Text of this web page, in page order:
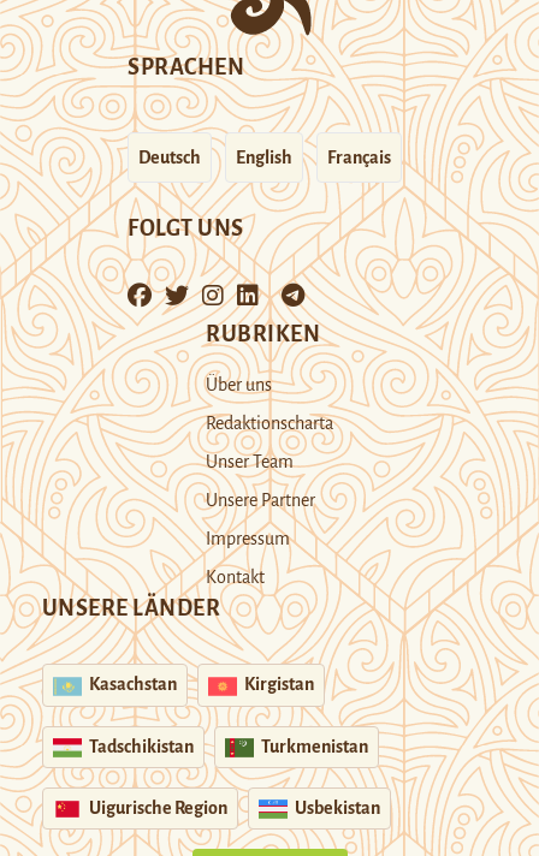
SPRACHEN
Deutsch English Français
FOLGT UNS
RUBRIKEN
Über uns
Redaktionscharta
Unser Team
Unsere Partner
Impressum
Kontakt
UNSERE LÄNDER
Kasachstan Kirgistan
Tadschikistan Turkmenistan
Uigurische Region Usbekistan